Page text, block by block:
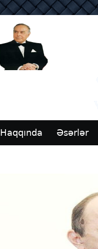
Haqqında Əsərlər